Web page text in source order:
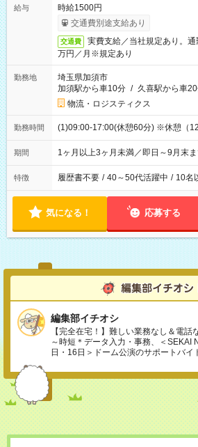
給与
時給1500円
交通費別途支給あり
交通費
実費支給／当社規定あり。
万円／月※規定あり
勤務地
埼玉県加須市
加須駅から車10分 / 久喜駅から車
物流・ロジスティクス
勤務時間 (1)09:00-17:00(休憩60分) ※休憩（
期間 1ヶ月以上3ヶ月未満／即日～9月末
特徴 履歴書不要 / 40～50代活躍中 / 10名
気になる！ 応募する
編集部イチオシ
【完全在宅！】難しい業務なし＆電話
～時短＊データ入力・事務、＜SEKAI
日・16日＞ドーム公演のサポートバイ